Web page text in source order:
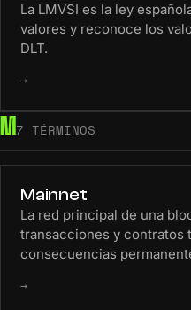
La LMVSI es la ley
valores y reconoce los
DLT.
→
M7 TÉRMINOS
Mainnet
La red principal de una
transacciones y contratos
consecuencias
→